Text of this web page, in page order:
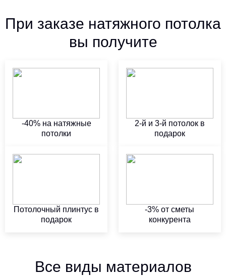
При заказе натяжного потолка
вы получите
-40% на натяжные
потолки
2-й и 3-й потолок в
подарок
Потолочный плинтус в
подарок
-3% от сметы
конкурента
Все виды материалов